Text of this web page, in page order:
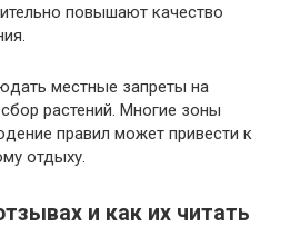
повышают качество
местные запреты на
растений. Многие зоны
правил может привести к
отдыху.
и как их читать